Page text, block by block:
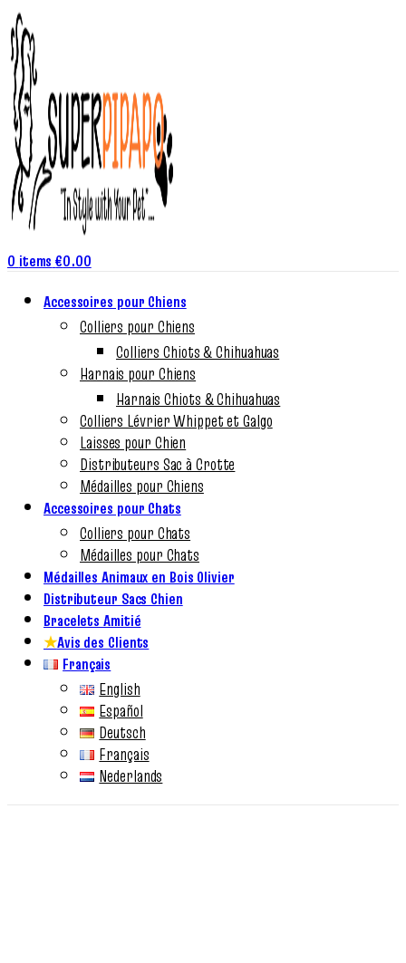
0 items €0.00
Accessoires pour Chiens
Colliers pour Chiens
Colliers Chiots & Chihuahuas
Harnais pour Chiens
Harnais Chiots & Chihuahuas
Colliers Lévrier Whippet et Galgo
Laisses pour Chien
Distributeurs Sac à Crotte
Médailles pour Chiens
Accessoires pour Chats
Colliers pour Chats
Médailles pour Chats
Médailles Animaux en Bois Olivier
Distributeur Sacs Chien
Bracelets Amitié
★Avis des Clients
Français
English
Español
Deutsch
Français
Nederlands